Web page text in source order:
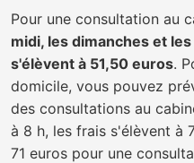
Pour une consultation au
midi, les dimanches et
s'élèvent à 51,50 euros.
domicile, vous pouvez
des consultations au
à 8 h, les frais s'élèvent à
71 euros pour une